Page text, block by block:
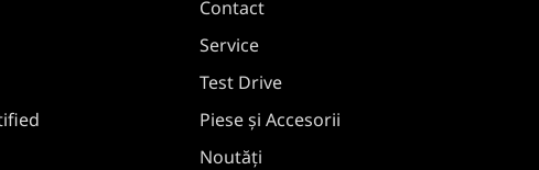
Contact
Service
Test Drive
Piese și Accesorii
Noutăți